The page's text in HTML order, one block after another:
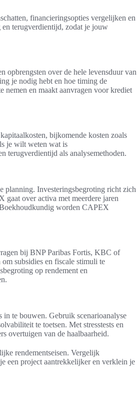
financieringsopties vergelijken en
terugverdientijd, zodat je jouw
opbrengsten over de hele levensduur van
je nodig hebt en hoe timing de
nemen en maakt aanvragen voor krediet
bijkomende kosten zoals
je wilt weten wat is
terugverdientijd als analysemethoden.
planning. Investeringsbegroting richt zich
over activa met meerdere jaren
worden CAPEX
bij BNP Paribas Fortis, KBC of
subsidies en fiscale stimuli te
op rendement en
in te bouwen. Gebruik scenarioanalyse
te toetsen. Met stresstests en
overtuigen van de haalbaarheid.
rendementseisen. Vergelijk
een project aantrekkelijker en verklein je